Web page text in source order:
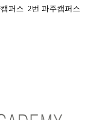
퍼스 2번 파주캠퍼스